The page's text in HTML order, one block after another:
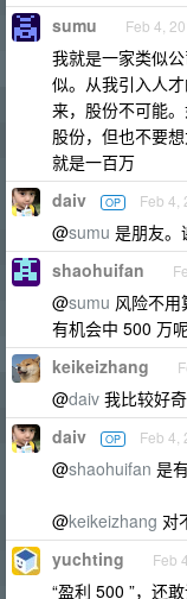
sumu Feb 4,
我就是一家类似
似。从我引入人
来，股份不可能
股份，但也不要
就是一百万
daiv OP Feb 4,
@sumu 是朋友。
shaohuifan
@sumu 风险不
有机会中 500 万呢
keikeizhang
@daiv 我比较好
daiv OP Feb 4,
@shaohuifan 是
@keikeizhang 对
yuchting Feb
“盈利 500 ”，还